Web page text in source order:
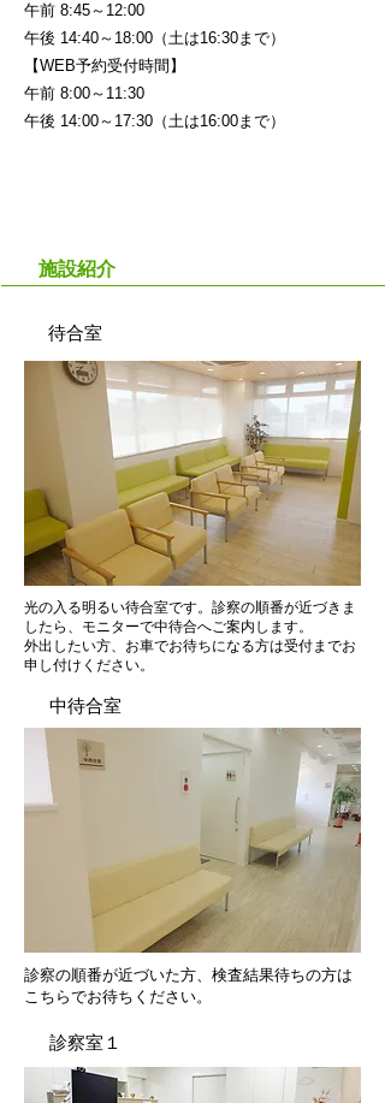
午前 8:45～12:00
午後 14:40～18:00（土は16:30まで）
【WEB予約受付時間】
午前 8:00～11:30
午後 14:00～17:30（土は16:00まで）
施設紹介
待合室
光の入る明るい待合室です。診察の順番が近づきま
したら、モニターで中待合へご案内します。
​外出したい方、お車でお待ちになる方は受付までお
申し付けください。
中待合室
​診察の順番が近づいた方、検査結果待ちの方は
こちらでお待ちください。
診察室１